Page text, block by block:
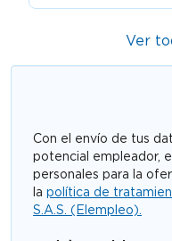
Ver
Con el envío de tus
potencial empleador,
personales para la
la política de
S.A.S. (Elempleo).